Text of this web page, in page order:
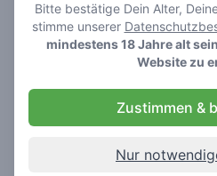
Bitte bestätige Dein Alter,
stimme unserer
mindestens 18 Jahre alt
Website zu
Zustimmen &
Nur